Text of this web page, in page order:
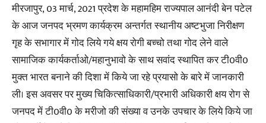
मीरजापुर, 03 मार्च, 2021 प्रदेश के महामहिम राज्यपाल आनंदी बेन पटेल
के आज जनपद भ्रमण कार्यक्रम अन्तर्गत स्थानीय अष्टभुजा निरीक्षण
गृह के सभागार में गोद लिये गये क्षय रोगी बच्चो तथा गोद लेने वाले
सामाजिक कार्यकर्ताओ/महानुभावो के साथ सवांद स्थापित कर टी0वी0
मुक्त भारत बनाने की दिशा में किये जा रहे प्रयासो के बारे में जानकारी
ली। इस अवसर पर मुख्य चिकित्साधिकारी/प्रभारी अधिकारी क्षय रोग से
जनपद में टी0वी0 के मरीजो की संख्या व उनके उपचार के लिये किये जा